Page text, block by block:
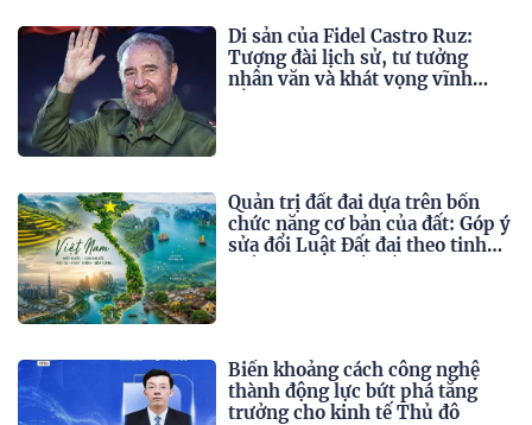
Di sản của Fidel Castro Ruz:
Tượng đài lịch sử, tư tưởng
nhân văn và khát vọng vĩnh
Quản trị đất đai dựa trên bốn
chức năng cơ bản của đất: Góp ý
sửa đổi Luật Đất đai theo tinh
Biến khoảng cách công nghệ
thành động lực bứt phá tăng
trưởng cho kinh tế Thủ đô